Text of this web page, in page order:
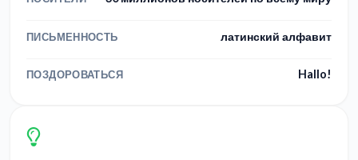
ПИСЬМЕННОСТЬ латинский алфавит
ПОЗДОРОВАТЬСЯ Hallo!